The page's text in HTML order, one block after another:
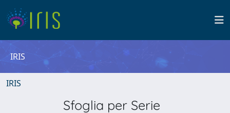
IRIS
IRIS
Sfoglia per Serie